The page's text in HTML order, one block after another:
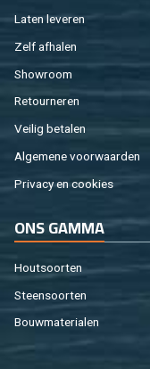
Laten le­ve­ren
Zelf af­ha­len
Show­room
Re­tour­ne­ren
Vei­lig be­ta­len
Al­ge­me­ne voor­waar­den
Pri­va­cy en coo­kies
ONS GAMMA
Hout­soor­ten
Steen­soor­ten
Bouw­ma­te­ri­a­len